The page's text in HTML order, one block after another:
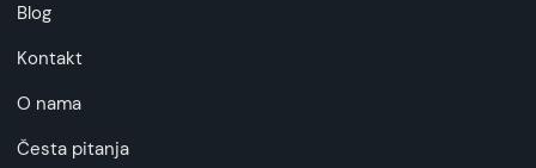
Blog
Kontakt
O nama
Česta pitanja